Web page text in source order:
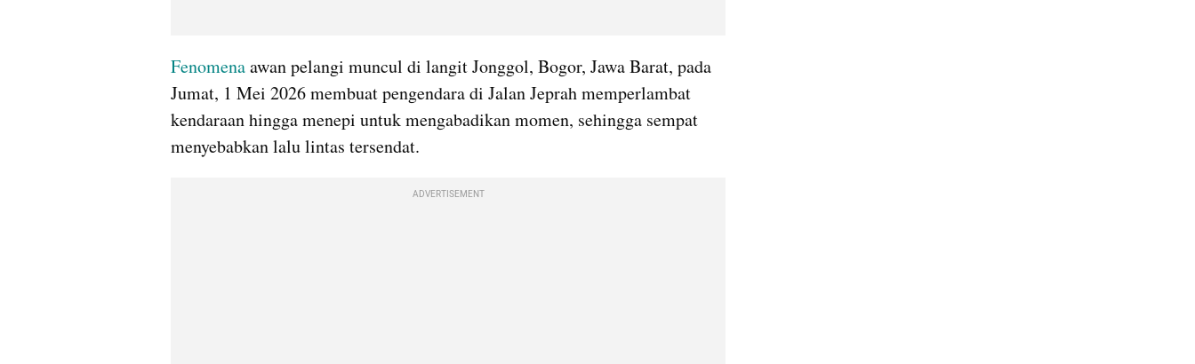
Fenomena awan pelangi muncul di langit Jonggol, Bogor, Jawa Barat, pada
Jumat, 1 Mei 2026 membuat pengendara di Jalan Jeprah memperlambat
kendaraan hingga menepi untuk mengabadikan momen, sehingga sempat
menyebabkan lalu lintas tersendat.
ADVERTISEMENT